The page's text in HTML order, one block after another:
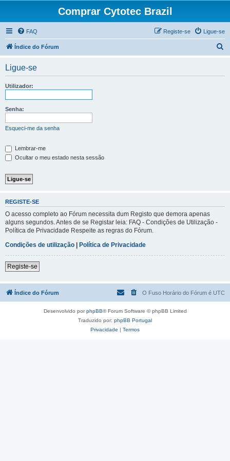
Comprar Cytotec Brazil
FAQ Ligue-se
Registe-se
Índice do Fórum
Ligue-se
Utilizador:
Senha:
Esqueci-me da senha
Lembrar-me
Ocultar o meu estado nesta sessão
REGISTE-SE
O acesso completo ao Fórum necessita dum Registo que demora apenas
alguns segundos. Antes de se Registar leia: FAQ - Condições de Utilização -
Política de Privacidade Respeite as regras do Fórum.
Condições de utilização | Política de Privacidade
Registe-se
Índice do Fórum O Fuso Horário do Fórum é UTC
Desenvolvido porphpBB® Forum Software © phpBB Limited
Traduzido por: phpBB Portugal
Privacidade | Termos